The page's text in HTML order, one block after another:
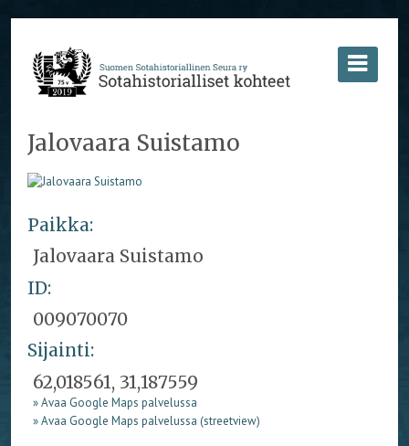
Jalovaara Suistamo
Paikka:
Jalovaara Suistamo
ID:
009070070
Sijainti:
62,018561, 31,187559
» Avaa Google Maps palvelussa
» Avaa Google Maps palvelussa (streetview)